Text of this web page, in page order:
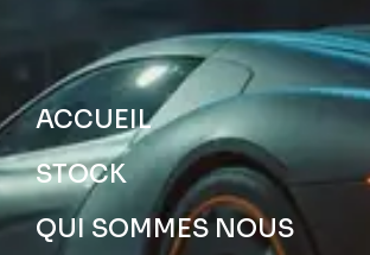
ACCUEIL
STOCK
QUI SOMMES NOUS